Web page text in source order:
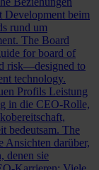
Development beim
rund um
The Board
for board of
risk—designed to
technology.
Profils Leistung
in die CEO-Rolle,
bedeutsam. The
Ansichten darüber,
denen sie